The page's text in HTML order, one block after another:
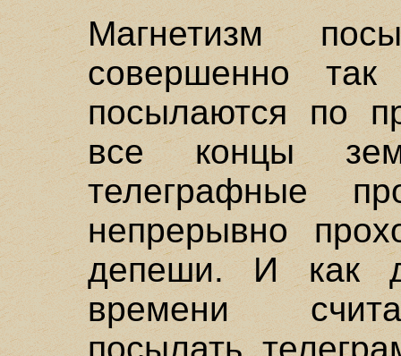
Магнетизм
совершенно
посылаются по
все концы
телеграфные
непрерывно
депеши. И как
времени
посылать